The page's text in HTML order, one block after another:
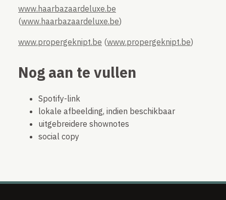
www.haarbazaardeluxe.be
(www.haarbazaardeluxe.be)
www.propergeknipt.be (www.propergeknipt.be)
Nog aan te vullen
Spotify-link
lokale afbeelding, indien beschikbaar
uitgebreidere shownotes
social copy